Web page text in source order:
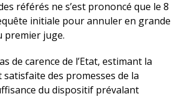
référés ne s’est prononcé que le 8
initiale pour annuler en grande
premier juge.
de carence de l’Etat, estimant la
des promesses de la
du dispositif prévalant